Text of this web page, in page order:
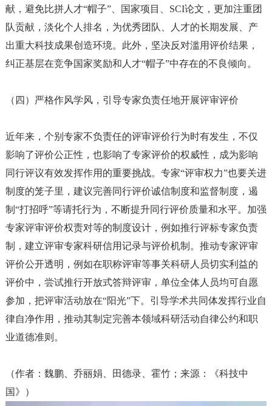
献，避免比拼人才“帽子”、国家项目、SCI论文，更加注重团
队贡献，淡化个人排名，为优秀团队、人才的长期发展、产
出重大科技成果创造环境。此外，坚决反对滥用评价结果，
纠正基层在竞争国家奖励和人才“帽子”中存在的不良倾向。
（四）严格作风学风，引导专家负责任地开展评审评价
近年来，个别专家不负责任的评审评价行为时有发生，不仅
影响了评价公正性，也影响了专家评价的权威性，成为影响
同行评议有效发挥作用的重要挑战。专家“评审权力”也要关进
制度的笼子里，建议完善同行评价诚信制度和监督制度，遏
制“打招呼”等请托行为，不断提升同行评价质量和水平。加强
专家评审评价权责对等的制度设计，例如推行评标专家负责
制，建立评审专家科研信用记录与评价机制。推动专家评审
评价公开透明，例如在职称评审等事关科研人员切实利益的
评价中，尝试推行开放式答辩评审，单位全体人员均可自愿
参加，把评审活动放在“阳光”下。引导学术共同体发挥行业自
律自净作用，推动其制定完善本领域科研活动自律公约和职
业道德准则。
（作者：魏鹏、乔丽娟、田德录、霍竹； 来源：《科技中
国》
）